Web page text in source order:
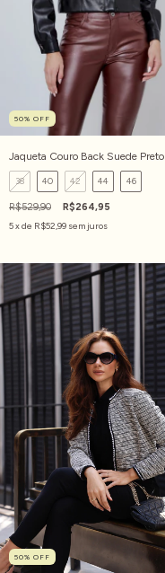
50% OFF
Jaqueta Couro Back Suede Preto
38 40 42 44 46
R$529,90
R$264,95
5x de R$52,99 sem juros
50% OFF